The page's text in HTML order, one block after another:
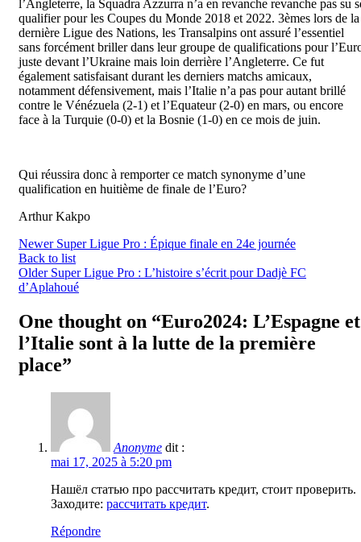
l’Angleterre, la Squadra Azzurra n’a en revanche revanche pas su
qualifier pour les Coupes du Monde 2018 et 2022. 3èmes lors de la
dernière Ligue des Nations, les Transalpins ont assuré l’essentiel
sans forcément briller dans leur groupe de qualifications pour
juste devant l’Ukraine mais loin derrière l’Angleterre. Ce fut
également satisfaisant durant les derniers matchs amicaux,
notamment défensivement, mais l’Italie n’a pas pour autant brillé
contre le Vénézuela (2-1) et l’Equateur (2-0) en mars, ou encore
face à la Turquie (0-0) et la Bosnie (1-0) en ce mois de juin.
Qui réussira donc à remporter ce match synonyme d’une
qualification en huitième de finale de l’Euro?
Arthur Kakpo
Newer Super Ligue Pro : Épique finale en 24e journée
Back to list
Older Super Ligue Pro : L’histoire s’écrit pour Dadjè FC
d’Aplahoué
One thought on “Euro2024: L’Espagne et
l’Italie sont à la lutte de la première
place”
Anonyme dit :
mai 17, 2025 à 5:20 pm
Нашёл статью про рассчитать кредит, стоит проверить.
Заходите: рассчитать кредит.
Répondre